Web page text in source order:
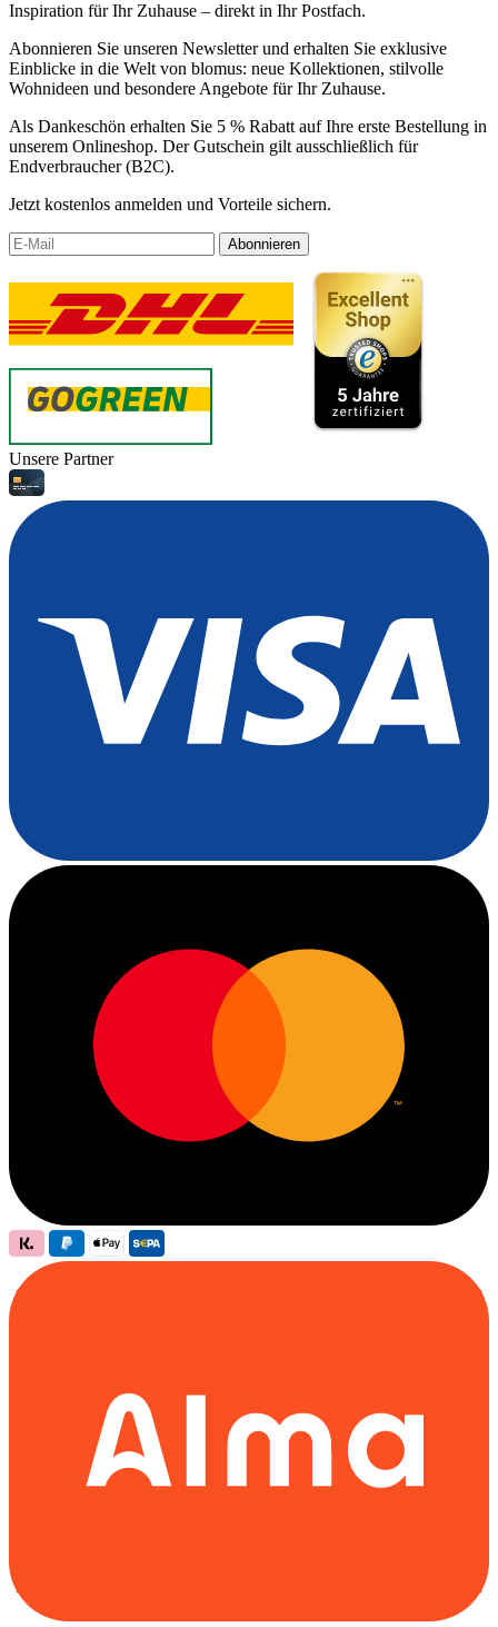
Inspiration für Ihr Zuhause – direkt in Ihr Postfach.
Abonnieren Sie unseren Newsletter und erhalten Sie exklusive
Einblicke in die Welt von blomus: neue Kollektionen, stilvolle
Wohnideen und besondere Angebote für Ihr Zuhause.
Als Dankeschön erhalten Sie 5 % Rabatt auf Ihre erste Bestellung in
unserem Onlineshop. Der Gutschein gilt ausschließlich für
Endverbraucher (B2C).
Jetzt kostenlos anmelden und Vorteile sichern.
Abonnieren
Unsere Partner